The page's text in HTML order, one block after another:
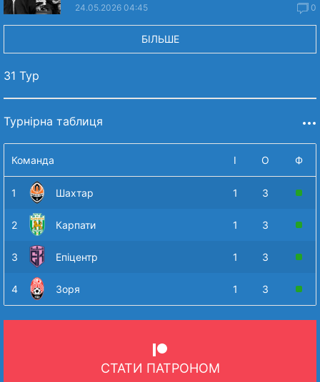
24.05.2026 04:45 0
БІЛЬШЕ
31 Тур
Турнірна таблиця
Команда І О Ф
1 Шахтар 1 3
2 Карпати 1 3
3 Епіцентр 1 3
4 Зоря 1 3
СТАТИ ПАТРОНОМ